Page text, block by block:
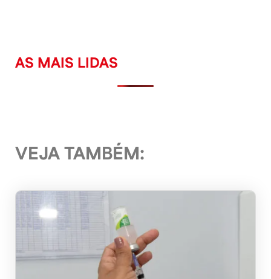
AS MAIS LIDAS
VEJA TAMBÉM: